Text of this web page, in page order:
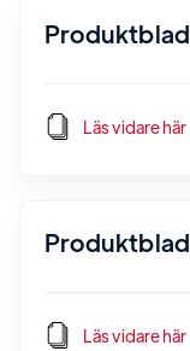
Läs vidare här
Läs vidare här